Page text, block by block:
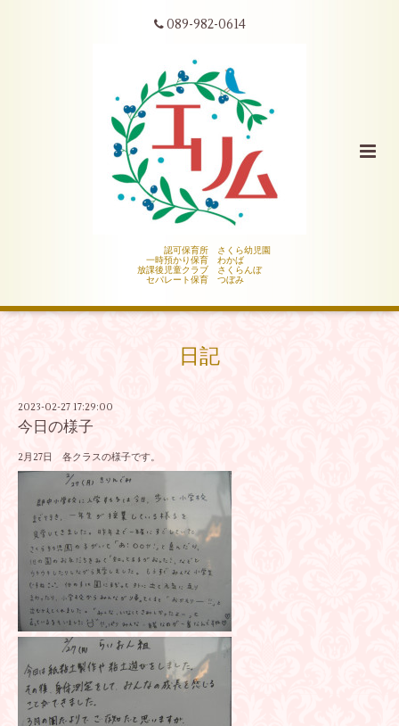
089-982-0614
認可保育所 さくら幼児園
一時預かり保育 わかば
放課後児童クラブ さくらんぼ
セパレート保育 つぼみ
日記
2023-02-27 17:29:00
今日の様子
2月27日 各クラスの様子です。